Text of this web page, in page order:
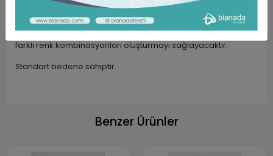
Giydiğiniz kıyafetlerin Kol ve Boyun bölgesindeki açık kısımları
kapatacak olan Boyunluklu Kolluk modelimiz farklı renk
seçenekleri ile sizlere hem rahatlık hem de giysilerinizde
farklı renk kombinasyonları oluşturmayı sağlayacaktır.
Standart bedene sahiptir.
Benzer Ürünler